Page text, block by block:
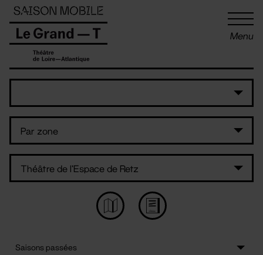
Menu
Panneau de gestion des cookies